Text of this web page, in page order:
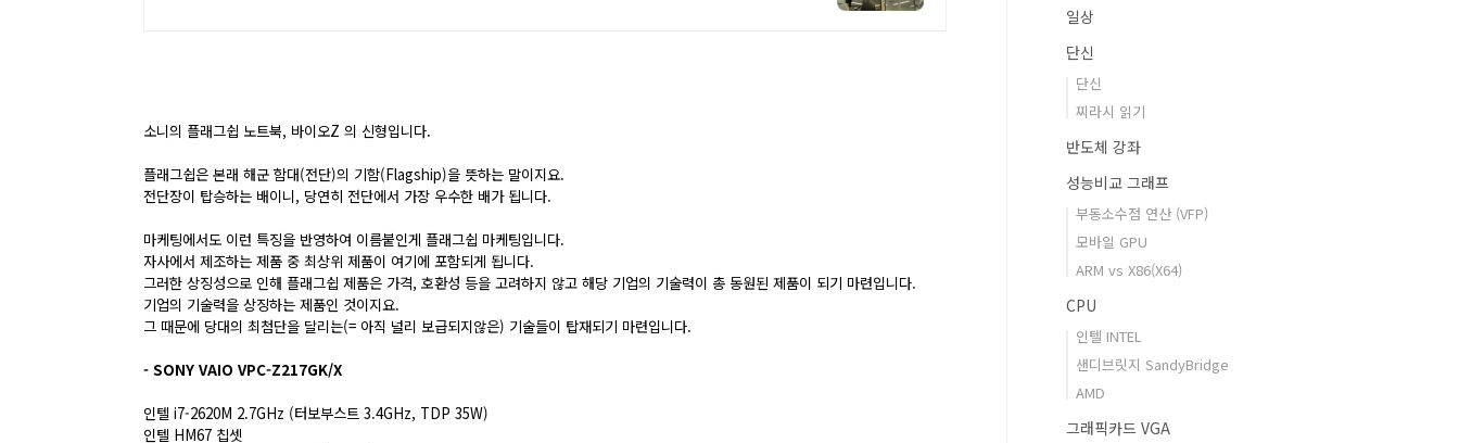
소니의 플래그쉽 노트북, 바이오Z 의 신형입니다.
플래그쉽은 본래 해군 함대(전단)의 기함(Flagship)을 뜻하는 말이지요.
전단장이 탑승하는 배이니, 당연히 전단에서 가장 우수한 배가 됩니다.
마케팅에서도 이런 특징을 반영하여 이름붙인게 플래그쉽 마케팅입니다.
자사에서 제조하는 제품 중 최상위 제품이 여기에 포함되게 됩니다.
그러한 상징성으로 인해 플래그쉽 제품은 가격, 호환성 등을 고려하지 않고 해당 기업의 기술력이 총 동원된 제품이 되기 마련입니다.
기업의 기술력을 상징하는 제품인 것이지요.
그 때문에 당대의 최첨단을 달리는(= 아직 널리 보급되지않은) 기술들이 탑재되기 마련입니다.
- SONY VAIO VPC-Z217GK/X
인텔 i7-2620M 2.7GHz (터보부스트 3.4GHz, TDP 35W)
인텔 HM67 칩셋
일상
단신
단신
찌라시 읽기
반도체 강좌
성능비교 그래프
부동소수점 연산 (VFP)
모바일 GPU
ARM vs X86(X64)
CPU
인텔 INTEL
샌디브릿지 SandyBridge
AMD
그래픽카드 VGA